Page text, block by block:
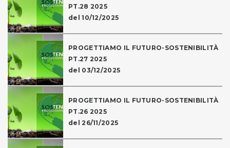
PT.28 2025
del 10/12/2025
PROGETTIAMO IL FUTURO-SOSTENIBILITÀ
PT.27 2025
del 03/12/2025
PROGETTIAMO IL FUTURO-SOSTENIBILITÀ
PT.26 2025
del 26/11/2025